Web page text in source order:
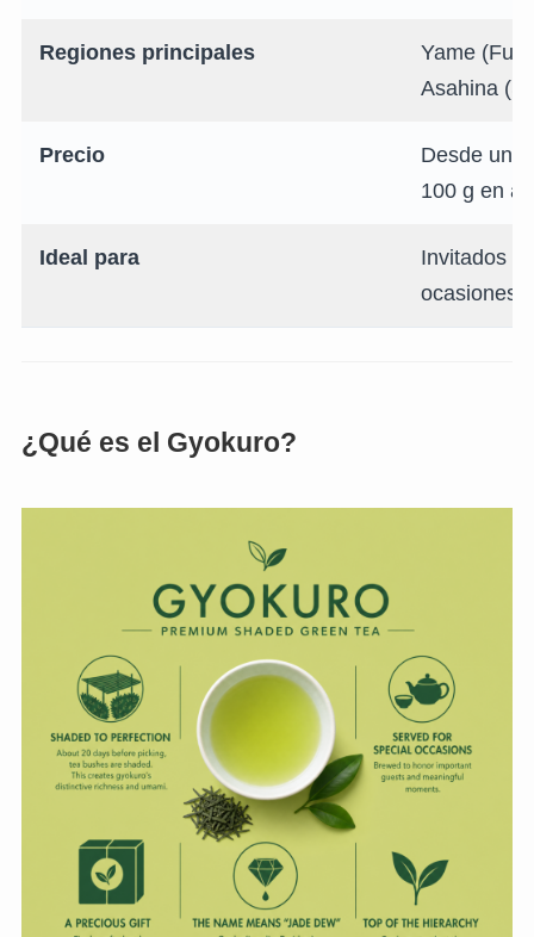
Regiones principales
Yame
Asahina
Precio
Desde
100 g en
Ideal para
Invitados
ocasiones
¿Qué es el Gyokuro?